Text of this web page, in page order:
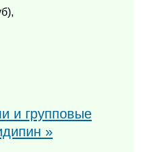
и групповые
»